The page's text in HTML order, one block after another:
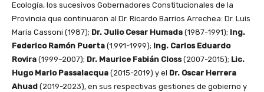
Ecología, los sucesivos Gobernadores Constitucionales de la
Provincia que continuaron al Dr. Ricardo Barrios Arrechea: Dr. Luis
María Cassoni (1987); Dr. Julio Cesar Humada (1987-1991); Ing.
Federico Ramón Puerta (1.991-1999); Ing. Carlos Eduardo
Rovira (1999–2007); Dr. Maurice Fabián Closs(2007-2015); Lic.
Hugo Mario Passalacqua (2015-2019) y el Dr. Oscar Herrera
Ahuad (2019-2023), en sus respectivas gestiones de gobierno y